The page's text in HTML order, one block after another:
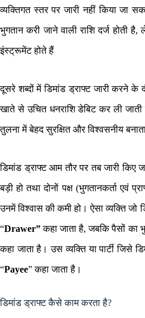
व्यक्तिगत स्तर पर जारी नहीं किया जा
भुगतान करी जाने वाली राशि दर्ज होती
इंस्ट्रूमेंट होते हैं
दूसरे शब्दों में डिमांड ड्राफ्ट जारी करने के
खाते से उचित धनराशि डेबिट कर ली
तुलना में बेहद सुरक्षित और विश्वसनीय
डिमांड ड्राफ्ट आम तौर पर तब जारी किए
बड़ी हो तथा दोनों पक्ष (भुगतानकर्ता एवं
उनमें विश्वास की कमी हो। ऐसा व्यक्ति
“Drawer”कहा जाता है, जबकि पैसों का
कहा जाता है। उस व्यक्ति या पार्टी जिसे
“Payee” कहा जाता है।
डिमांड ड्राफ्ट कैसे काम करता है?